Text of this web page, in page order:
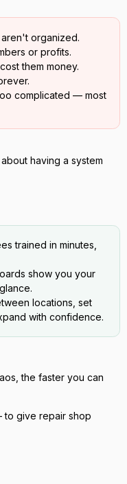
organized.
or profits.
them money.
complicated — most
having a system
trained in minutes,
show you your
locations, set
with confidence.
the faster you can
to give repair shop